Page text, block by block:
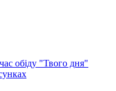
обіду "Твого дня"